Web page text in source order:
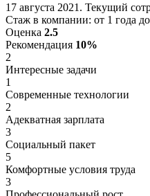
17 августа 2021. Текущий
Стаж в компании: от 1 года
Оценка 2.5
Рекомендация 10%
2
Интересные задачи
1
Современные технологии
2
Адекватная зарплата
3
Социальный пакет
5
Комфортные условия труда
3